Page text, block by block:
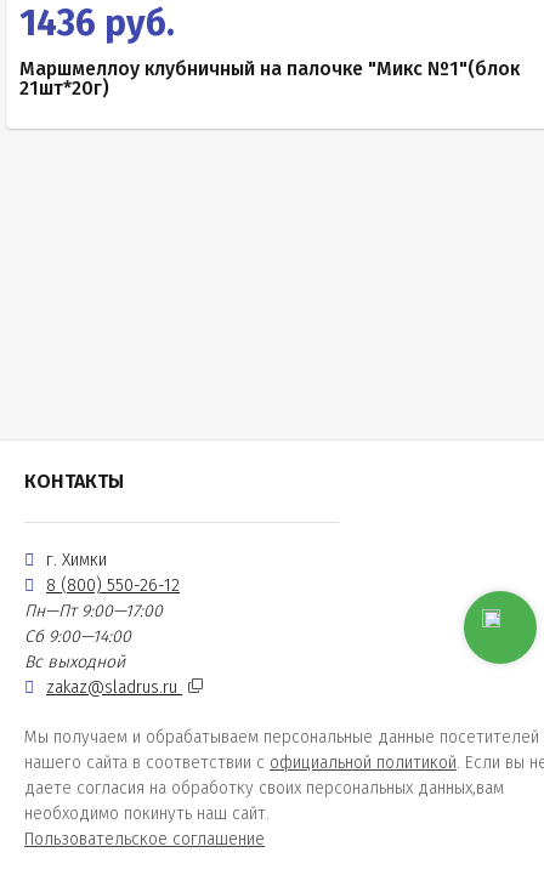
1436 руб.
Маршмеллоу клубничный на палочке "Микс №1"(блок
21шт*20г)
КОНТАКТЫ
г. Химки
8 (800) 550-26-12
Пн—Пт 9:00—17:00
Сб 9:00—14:00
Вс выходной
zakaz@sladrus.ru
Мы получаем и обрабатываем персональные данные посетителей
нашего сайта в соответствии с официальной политикой. Если вы
даете согласия на обработку своих персональных данных,вам
необходимо покинуть наш сайт.
Пользовательское соглашение